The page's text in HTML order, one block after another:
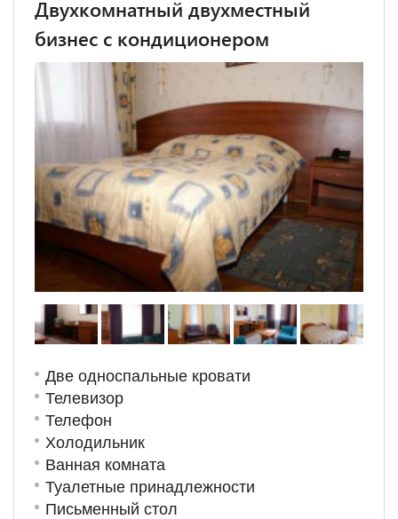
Двухкомнатный двухместный
бизнес с кондиционером
Две односпальные кровати
Телевизор
Телефон
Холодильник
Ванная комната
Туалетные принадлежности
Письменный стол